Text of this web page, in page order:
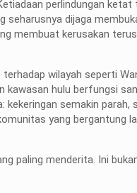
perlindungan ketat
dijaga
membuat kerusakan
wilayah seperti
kawasan hulu berfungsi
kekeringan semakin parah,
yang bergantung
paling menderita. Ini